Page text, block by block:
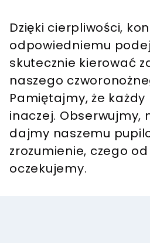
Dzięki cierpliwości,
odpowiedniemu
skutecznie kierować
naszego
Pamiętajmy, że
inaczej. Obserwujmy,
dajmy naszemu
zrozumienie, czego
oczekujemy.